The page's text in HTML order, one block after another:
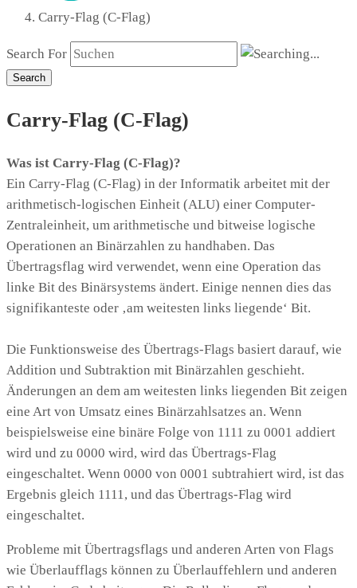
Carry-Flag (C-Flag)
Search For
Search
Carry-Flag (C-Flag)
Was ist Carry-Flag (C-Flag)?
Ein Carry-Flag (C-Flag) in der Informatik arbeitet mit der
arithmetisch-logischen Einheit (ALU) einer Computer-
Zentraleinheit, um arithmetische und bitweise logische
Operationen an Binärzahlen zu handhaben. Das
Übertragsflag wird verwendet, wenn eine Operation das
linke Bit des Binärsystems ändert. Einige nennen dies das
signifikanteste oder ‚am weitesten links liegende‘ Bit.
Die Funktionsweise des Übertrags-Flags basiert darauf, wie
Addition und Subtraktion mit Binärzahlen geschieht.
Änderungen an dem am weitesten links liegenden Bit zeigen
eine Art von Umsatz eines Binärzahlsatzes an. Wenn
beispielsweise eine binäre Folge von 1111 zu 0001 addiert
wird und zu 0000 wird, wird das Übertrags-Flag
eingeschaltet. Wenn 0000 von 0001 subtrahiert wird, ist das
Ergebnis gleich 1111, und das Übertrags-Flag wird
eingeschaltet.
Probleme mit Übertragsflags und anderen Arten von Flags
wie Überlaufflags können zu Überlauffehlern und anderen